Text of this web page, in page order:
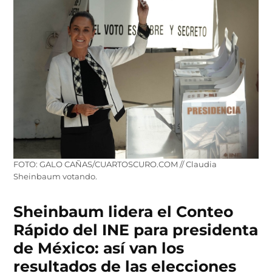
FOTO: GALO CAÑAS/CUARTOSCURO.COM // Claudia
Sheinbaum votando.
Sheinbaum lidera el Conteo
Rápido del INE para presidenta
de México: así van los
resultados de las elecciones